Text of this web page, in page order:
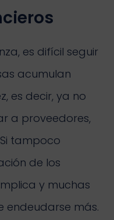
es difícil seguir
acumulan
es decir, ya no
a proveedores,
tampoco
de los
y muchas
endeudarse más.